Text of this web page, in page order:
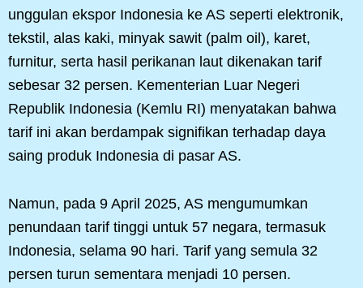
unggulan ekspor Indonesia ke AS seperti elektronik,
tekstil, alas kaki, minyak sawit (palm oil), karet,
furnitur, serta hasil perikanan laut dikenakan tarif
sebesar 32 persen. Kementerian Luar Negeri
Republik Indonesia (Kemlu RI) menyatakan bahwa
tarif ini akan berdampak signifikan terhadap daya
saing produk Indonesia di pasar AS.
Namun, pada 9 April 2025, AS mengumumkan
penundaan tarif tinggi untuk 57 negara, termasuk
Indonesia, selama 90 hari. Tarif yang semula 32
persen turun sementara menjadi 10 persen.